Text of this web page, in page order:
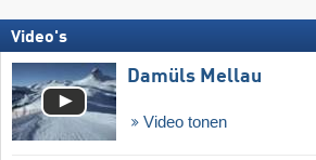
Video's
Damüls Mellau
Video tonen